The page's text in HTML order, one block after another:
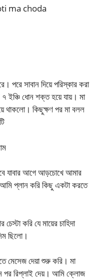
ma choda
পরে সাবান দিয়ে পরিস্কার করা
ইঞ্চি ধোন শক্ত হয়ে যায়। মা
থাকলো। কিছুক্ষণ পর মা বলল
যাবার আগে আড়চোখে আমার
প্লান করি কিছু একটা করতে
করি যে মায়ের চাহিদা
ছিলো।
মেসেজ দেয়া শুরু করি। মা
পর রিপ্লাই দেয়। আমি ক্লোজ